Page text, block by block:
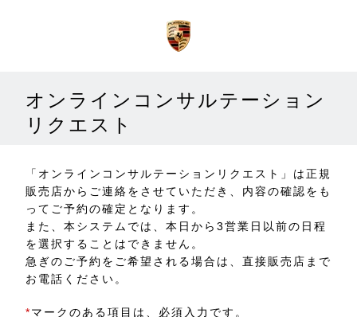
オンラインコンサルテーション
リクエスト
「オンラインコンサルテーションリクエスト」は正規
販売店からご連絡をさせていただき、内容の確認をも
ってご予約の確定となります。
また、本システムでは、本日から3営業日以前の日程
を選択することはできません。
急ぎのご予約をご希望される場合は、直接販売店まで
お電話ください。
*マークのある項目は、必須入力です。